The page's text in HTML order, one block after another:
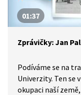
01:37
Zprávičky: Jan
Podíváme se na
Univerzity. Ten se
okupaci naší